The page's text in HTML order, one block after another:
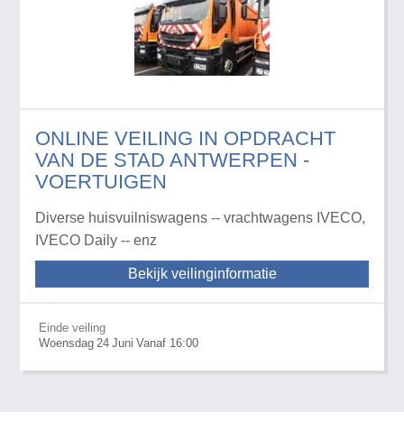
ONLINE VEILING IN OPDRACHT
VAN DE STAD ANTWERPEN -
VOERTUIGEN
Diverse huisvuilniswagens -- vrachtwagens IVECO,
IVECO Daily -- enz
Bekijk veilinginformatie
Einde veiling
Woensdag 24 Juni Vanaf 16:00